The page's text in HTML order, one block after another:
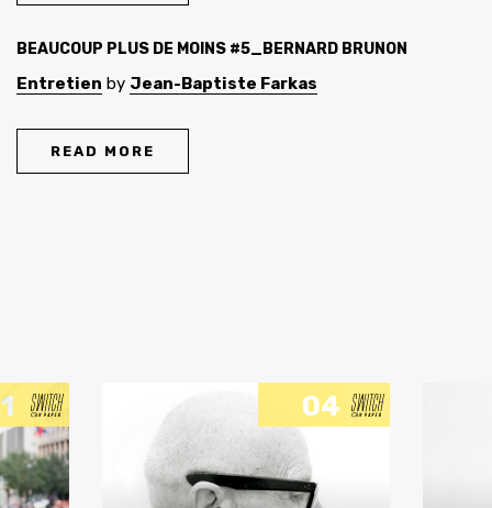
BEAUCOUP PLUS DE MOINS #5_BERNARD BRUNON
Entretien by Jean-Baptiste Farkas
READ MORE
04